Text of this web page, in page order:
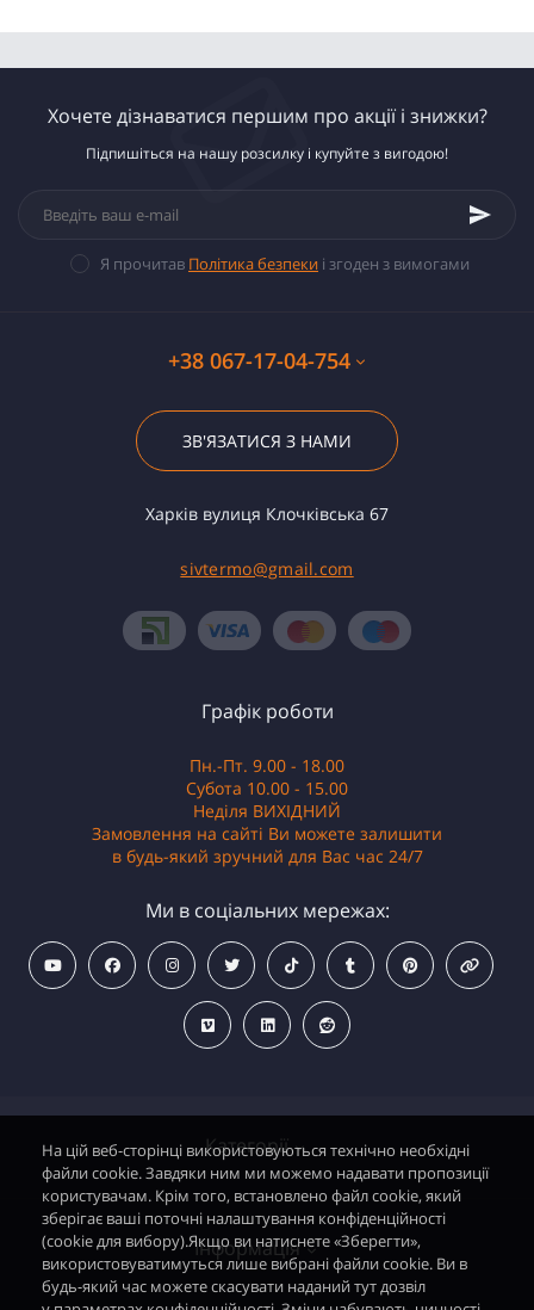
Хочете дізнаватися першим про акції і знижки?
Підпишіться на нашу розсилку і купуйте з вигодою!
Я прочитав Політика безпеки і згоден з вимогами
+38 067-17-04-754
ЗВ'ЯЗАТИСЯ З НАМИ
Харків вулиця Клочківська 67
sivtermo@gmail.com
Категорії
Водонагрівачі електричні
Димохідні газові колонки
Інформація
Графік роботи
Пн.-Пт. 9.00 - 18.00
Субота 10.00 - 15.00
Неділя ВИХІДНИЙ
Замовлення на сайті Ви можете залишити
в будь-який зручний для Вас час 24/7
Ми в соціальних мережах:
На цій веб-сторінці використовуються технічно необхідні
файли cookie. Завдяки ним ми можемо надавати пропозиції
користувачам. Крім того, встановлено файл cookie, який
зберігає ваші поточні налаштування конфіденційності
(cookie для вибору).Якщо ви натиснете «Зберегти»,
використовуватимуться лише вибрані файли cookie. Ви в
будь-який час можете скасувати наданий тут дозвіл